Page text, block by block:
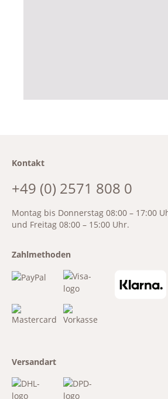
Kontakt
+49 (0) 2571 808 0
Montag bis Donnerstag 08:00 – 17:00
und Freitag 08:00 – 15:00 Uhr.
Zahlmethoden
Versandart